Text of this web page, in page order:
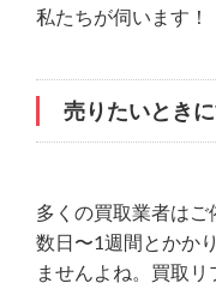
私たちが伺います！
売りたいとき
多くの買取業者は
数日〜1週間とかか
ませんよね。買取